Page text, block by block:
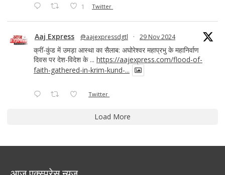
1 Twitter
Aaj Express @aajexpressdgtl · 29 Nov 2024
क्रीं-कुंड में उमड़ा आस्था का सैलाब: अघोरेश्वर महाप्रभु के महानिर्वाण
दिवस पर देश-विदेश के ... https://aajexpress.com/flood-of-
faith-gathered-in-krim-kund-...
Twitter
Load More